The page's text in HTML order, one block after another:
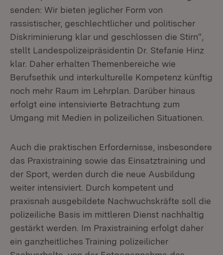
senden: Wir bieten jeglicher Form von
rassistischer, geschlechtlicher und politischer
Diskriminierung klar und geschlossen die Stirn“,
stellt Landespolizeipräsidentin Dr. Stefanie Hinz
klar. Daher erhalten Themenbereiche wie
Berufsethik und interkulturelle Kompetenz künftig
noch mehr Raum im Lehrplan. Darüber hinaus
erfolgt eine intensivierte Betrachtung zum
Umgang mit Medien in polizeilichen Situationen.
Auch die praktischen Erfordernisse, insbesondere
das Praxistraining sowie das Einsatztraining und
der Sport, werden durch die neue Ausbildung
weiter intensiviert. Durch kompetent und
praxisnah ausgebildete Nachwuchskräfte soll die
polizeiliche Basis im mittleren Dienst nachhaltig
gestärkt werden. Im Praxistraining erfolgt daher
ein ganzheitliches Training polizeilicher